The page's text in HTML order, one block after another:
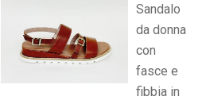
Sandalo
da donna
con
fasce e
fibbia in